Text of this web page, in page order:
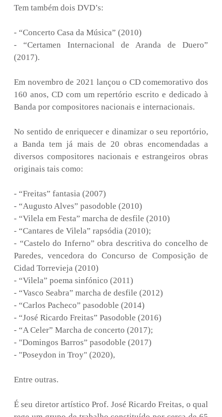
Tem também dois DVD’s:
- “Concerto Casa da Música” (2010)
- “Certamen Internacional de Aranda de Duero”
(2017).
Em novembro de 2021 lançou o CD comemorativo dos
160 anos, CD com um repertório escrito e dedicado à
Banda por compositores nacionais e internacionais.
No sentido de enriquecer e dinamizar o seu reportório,
a Banda tem já mais de 20 obras encomendadas a
diversos compositores nacionais e estrangeiros obras
originais tais como:
- “Freitas” fantasia (2007)
- “Augusto Alves” pasodoble (2010)
- “Vilela em Festa” marcha de desfile (2010)
- “Cantares de Vilela” rapsódia (2010);
- “Castelo do Inferno” obra descritiva do concelho de
Paredes, vencedora do Concurso de Composição de
Cidad Torrevieja (2010)
- “Vilela” poema sinfónico (2011)
- “Vasco Seabra” marcha de desfile (2012)
- “Carlos Pacheco” pasodoble (2014)
- “José Ricardo Freitas” Pasodoble (2016)
- “A Celer” Marcha de concerto (2017);
- "Domingos Barros” pasodoble (2017)
- "Poseydon in Troy" (2020),
Entre outras.
É seu diretor artístico Prof. José Ricardo Freitas, o qual